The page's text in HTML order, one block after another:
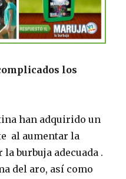
los
han adquirido un
al aumentar la
burbuja adecuada .
del aro, así como